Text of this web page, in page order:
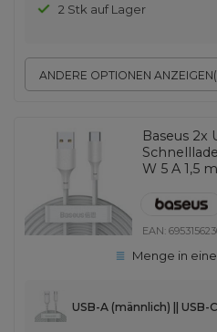
ANDERE OPTIONEN ANZEIGEN(
2 Stk auf Lager
Baseus 2x
W 5 A 1,5
EAN:
Menge in
USB-A (männlich) || USB-